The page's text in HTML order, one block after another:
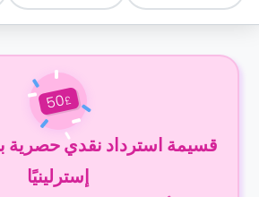
£
50
إسترلينيًا